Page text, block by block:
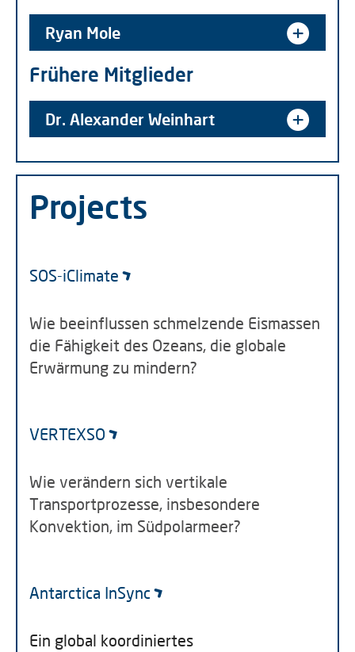
Ryan Mole
Frühere Mitglieder
Dr. Alexander Weinhart
Projects
SOS-iClimate
Wie beeinflussen schmelzende Eismassen
die Fähigkeit des Ozeans, die globale
Erwärmung zu mindern?
VERTEXSO
Wie verändern sich vertikale
Transportprozesse, insbesondere
Konvektion, im Südpolarmeer?
Antarctica InSync
Ein global koordiniertes